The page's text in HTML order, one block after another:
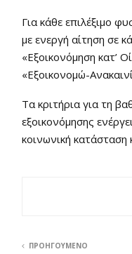
Για κάθε επιλέξιμο
με ενεργή αίτηση σε
«Εξοικονόμηση κατ’
«Εξοικονομώ-
Τα κριτήρια για τη
εξοικονόμησης
κοινωνική κατάσταση
ΠΡΟΗΓΟΎΜΕΝΟ